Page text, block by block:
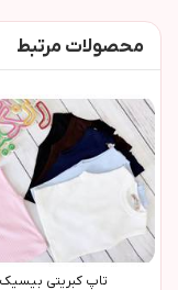
محصولات مرتبط
تاپ کبریتی